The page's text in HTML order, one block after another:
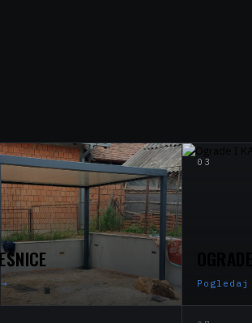
→
03
Pogledaj